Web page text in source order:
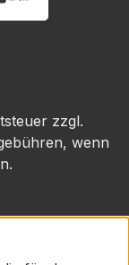
zzgl.
wenn